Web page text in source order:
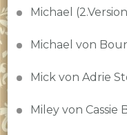
Michael
Michael von
Mick von Adrie
Miley von Cassie